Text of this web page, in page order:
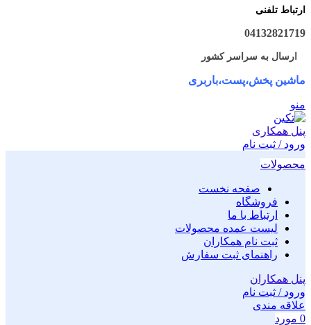
ارتباط تلفنی
04132821719
ارسال به سراسر کشور
ماشین پخش،پست،باربری
منو
پنل همکاری
ورود / ثبت نام
محصولات
صفحه نخست
فروشگاه
ارتباط با ما
لیست عمده محصولات
ثبت نام همکاران
راهنمای ثبت سفارش
پنل همکاران
ورود / ثبت نام
علاقه مندی
0 مورد